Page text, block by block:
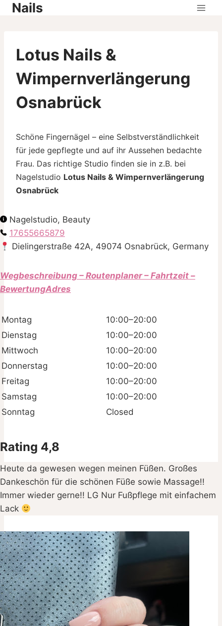
SkipNails
Lotus Nails &
Wimpernverlängerung
Osnabrück
Schöne Fingernägel – eine Selbstverständlichkeit
für jede gepflegte und auf ihr Aussehen bedachte
Frau. Das richtige Studio finden sie in z.B. bei
Nagelstudio Lotus Nails & Wimpernverlängerung
Osnabrück
Nagelstudio, Beauty
17655665879
Dielingerstraße 42A, 49074 Osnabrück, Germany
Wegbeschreibung – Routenplaner – Fahrtzeit –
BewertungAdres
Montag
10:00–20:00
Dienstag
10:00–20:00
Mittwoch
10:00–20:00
Donnerstag
10:00–20:00
Freitag
10:00–20:00
Samstag
10:00–20:00
Sonntag
Closed
Rating 4,8
Heute da gewesen wegen meinen Füßen. Großes
Dankeschön für die schönen Füße sowie Massage!!
Immer wieder gerne!! LG Nur Fußpflege mit einfachem
Lack